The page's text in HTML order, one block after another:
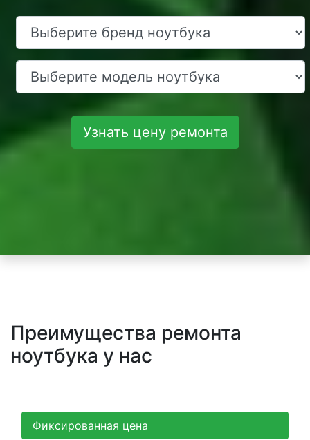
Узнать цену ремонта
Преимущества ремонта
ноутбука у нас
Фиксированная цена